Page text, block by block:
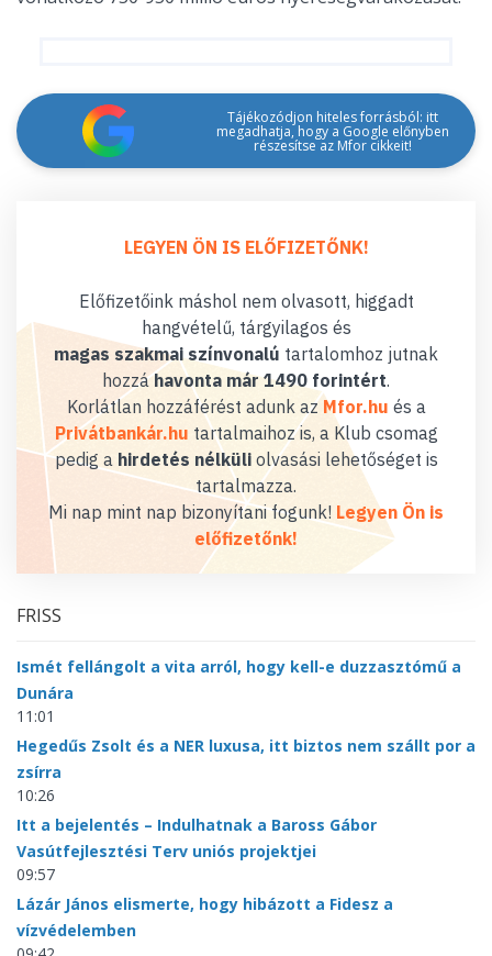
Tájékozódjon hiteles forrásból: itt
megadhatja, hogy a Google előnyben
részesítse az Mfor cikkeit!
LEGYEN ÖN IS ELŐFIZETŐNK!
Előfizetőink máshol nem olvasott, higgadt
hangvételű, tárgyilagos és
magas szakmai színvonalú tartalomhoz jutnak
hozzáhavonta már 1490 forintért.
Korlátlan hozzáférést adunk az Mfor.hu és a
Privátbankár.hu tartalmaihoz is, a Klub csomag
pedig a hirdetés nélküliolvasási lehetőséget is
tartalmazza.
Mi nap mint nap bizonyítani fogunk! Legyen Ön is
előfizetőnk!
FRISS
Ismét fellángolt a vita arról, hogy kell-e duzzasztómű a
Dunára
11:01
Hegedűs Zsolt és a NER luxusa, itt biztos nem szállt por a
zsírra
10:26
Itt a bejelentés – Indulhatnak a Baross Gábor
Vasútfejlesztési Terv uniós projektjei
09:57
Lázár János elismerte, hogy hibázott a Fidesz a
vízvédelemben